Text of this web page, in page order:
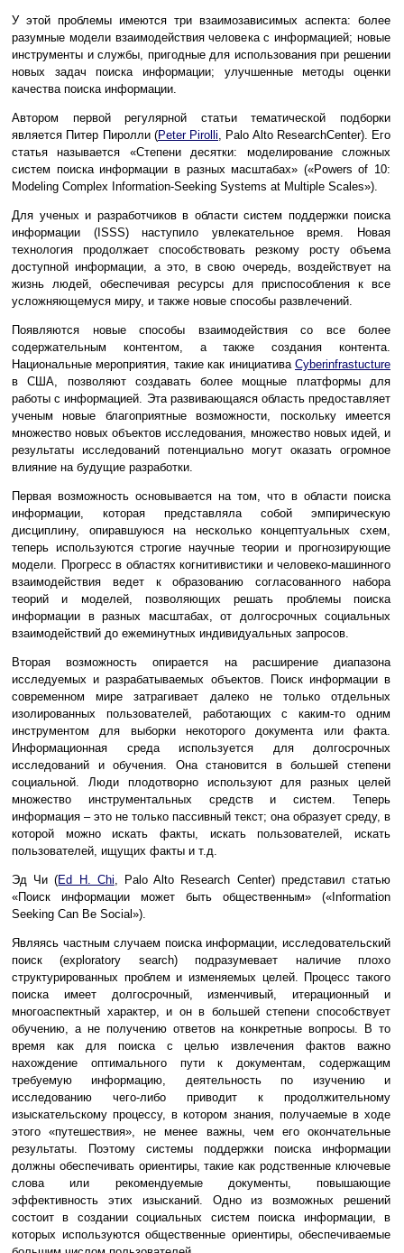
У этой проблемы имеются три взаимозависимых аспекта: более
разумные модели взаимодействия человека с информацией; новые
инструменты и службы, пригодные для использования при решении
новых задач поиска информации; улучшенные методы оценки
качества поиска информации.
Автором первой регулярной статьи тематической подборки
является Питер Пиролли (Peter Pirolli, Palo Alto ResearchCenter). Его
статья называется «Степени десятки: моделирование сложных
систем поиска информации в разных масштабах» («Powers of 10:
Modeling Complex Information-Seeking Systems at Multiple Scales»).
Для ученых и разработчиков в области систем поддержки поиска
информации (ISSS) наступило увлекательное время. Новая
технология продолжает способствовать резкому росту объема
доступной информации, а это, в свою очередь, воздействует на
жизнь людей, обеспечивая ресурсы для приспособления к все
усложняющемуся миру, и также новые способы развлечений.
Появляются новые способы взаимодействия со все более
содержательным контентом, а также создания контента.
Национальные мероприятия, такие как инициатива Cyberinfrastucture
в США, позволяют создавать более мощные платформы для
работы с информацией. Эта развивающаяся область предоставляет
ученым новые благоприятные возможности, поскольку имеется
множество новых объектов исследования, множество новых идей, и
результаты исследований потенциально могут оказать огромное
влияние на будущие разработки.
Первая возможность основывается на том, что в области поиска
информации, которая представляла собой эмпирическую
дисциплину, опиравшуюся на несколько концептуальных схем,
теперь используются строгие научные теории и прогнозирующие
модели. Прогресс в областях когнитивистики и человеко-машинного
взаимодействия ведет к образованию согласованного набора
теорий и моделей, позволяющих решать проблемы поиска
информации в разных масштабах, от долгосрочных социальных
взаимодействий до ежеминутных индивидуальных запросов.
Вторая возможность опирается на расширение диапазона
исследуемых и разрабатываемых объектов. Поиск информации в
современном мире затрагивает далеко не только отдельных
изолированных пользователей, работающих с каким-то одним
инструментом для выборки некоторого документа или факта.
Информационная среда используется для долгосрочных
исследований и обучения. Она становится в большей степени
социальной. Люди плодотворно используют для разных целей
множество инструментальных средств и систем. Теперь
информация – это не только пассивный текст; она образует среду, в
которой можно искать факты, искать пользователей, искать
пользователей, ищущих факты и т.д.
Эд Чи (Ed H. Chi, Palo Alto Research Center) представил статью
«Поиск информации может быть общественным» («Information
Seeking Can Be Social»).
Являясь частным случаем поиска информации, исследовательский
поиск (exploratory search) подразумевает наличие плохо
структурированных проблем и изменяемых целей. Процесс такого
поиска имеет долгосрочный, изменчивый, итерационный и
многоаспектный характер, и он в большей степени способствует
обучению, а не получению ответов на конкретные вопросы. В то
время как для поиска с целью извлечения фактов важно
нахождение оптимального пути к документам, содержащим
требуемую информацию, деятельность по изучению и
исследованию чего-либо приводит к продолжительному
изыскательскому процессу, в котором знания, получаемые в ходе
этого «путешествия», не менее важны, чем его окончательные
результаты. Поэтому системы поддержки поиска информации
должны обеспечивать ориентиры, такие как родственные ключевые
слова или рекомендуемые документы, повышающие
эффективность этих изысканий. Одно из возможных решений
состоит в создании социальных систем поиска информации, в
которых используются общественные ориентиры, обеспечиваемые